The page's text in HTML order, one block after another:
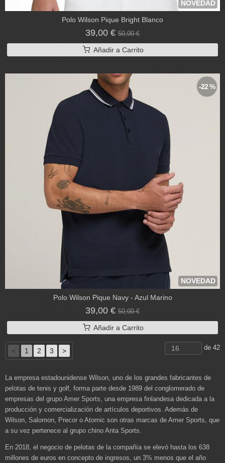
NOVEDAD
Polo Wilson Pique Bright Blanco
39,00 € 50,00 €
Añadir a Carrito
NOVEDAD
-22 %
Polo Wilson Pique Navy - Azul Marino
39,00 € 50,00 €
Añadir a Carrito
< 1 2 3 > de 42
La empresa estadounidense Wilson, uno de los grandes fabricantes de
pelotas de tenis y golf, forma parte desde 1989 del conglomerado de
empresas del grupo Amer Sports, una empresa finlandesa dedicada a la
producción y comercialización de artículos deportivos. Además de
Wilson, Salomon, Precor o Atomic son otras marcas de Amer Sports, que
a su vez pertenece al grupo chino Anta Sports.
En 2018, el negocio de pelotas de la compañía se elevó hasta los 638
millones de euros en concepto de ingresos, un 3% menos que el año